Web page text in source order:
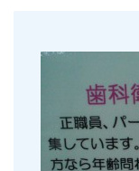
小児のむし歯予防
小児の筋機能療法